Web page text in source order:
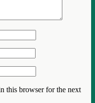
this browser for the next